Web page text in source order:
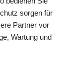
sorgen für
Partner vor
Wartung und